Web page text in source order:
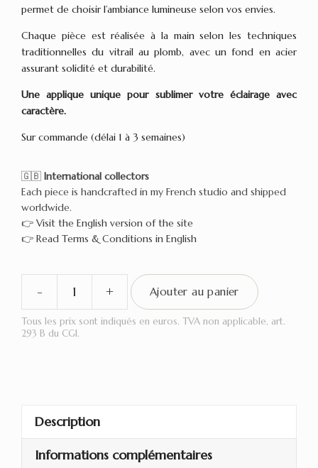
permet de choisir l’ambiance lumineuse selon vos envies.
Chaque pièce est réalisée à la main selon les techniques
traditionnelles du vitrail au plomb, avec un fond en acier
assurant solidité et durabilité.
Une applique unique pour sublimer votre éclairage avec
caractère.
Sur commande (délai 1 à 3 semaines)
🇬🇧 International collectors
Each piece is handcrafted in my French studio and shipped
worldwide.
👉 Visit the English version of the site
👉 Read Terms & Conditions in English
-
quantité
de
–
tableau
+ Ajouter au panier
Tous les prix sont indiqués en euros. TVA non applicable, art.
293 B du CGI.
Description
Informations complémentaires